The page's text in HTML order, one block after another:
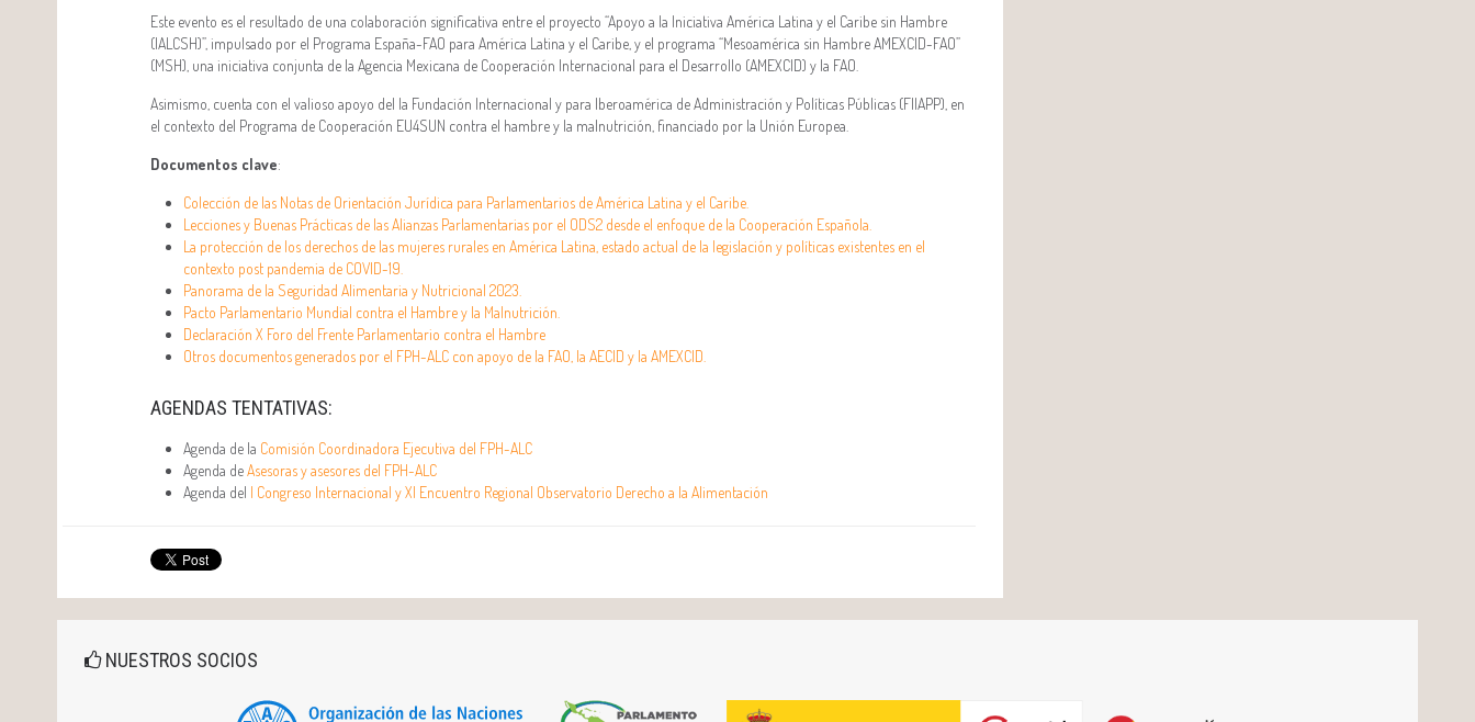
Este evento es el resultado de una colaboración significativa entre el proyecto “Apoyo a la Iniciativa América Latina y el Caribe sin Hambre
(IALCSH)”, impulsado por el Programa España-FAO para América Latina y el Caribe, y el programa “Mesoamérica sin Hambre AMEXCID-FAO”
(MSH), una iniciativa conjunta de la Agencia Mexicana de Cooperación Internacional para el Desarrollo (AMEXCID) y la FAO.
Asimismo, cuenta con el valioso apoyo del la Fundación Internacional y para Iberoamérica de Administración y Políticas Públicas (FIIAPP), en
el contexto del Programa de Cooperación EU4SUN contra el hambre y la malnutrición, financiado por la Unión Europea.
Documentos clave:
Colección de las Notas de Orientación Jurídica para Parlamentarios de América Latina y el Caribe.
Lecciones y Buenas Prácticas de las Alianzas Parlamentarias por el ODS2 desde el enfoque de la Cooperación Española.
La protección de los derechos de las mujeres rurales en América Latina, estado actual de la legislación y políticas existentes en el
contexto post pandemia de COVID-19.
Panorama de la Seguridad Alimentaria y Nutricional 2023.
Pacto Parlamentario Mundial contra el Hambre y la Malnutrición.
Declaración X Foro del Frente Parlamentario contra el Hambre
Otros documentos generados por el FPH-ALC con apoyo de la FAO, la AECID y la AMEXCID.
AGENDAS TENTATIVAS:
Agenda de la Comisión Coordinadora Ejecutiva del FPH-ALC
Agenda deAsesoras y asesores del FPH-ALC
Agenda del
I Congreso Internacional y XI Encuentro Regional Observatorio Derecho a la Alimentación
NUESTROS SOCIOS